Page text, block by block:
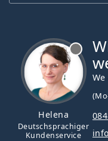
Helena
Deutschsprachiger
Kundenservice